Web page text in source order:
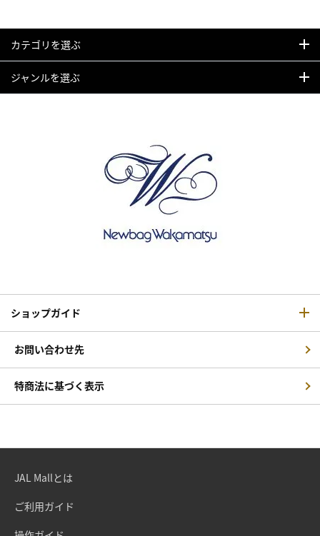
カテゴリを選ぶ
ジャンルを選ぶ
ショップガイド
お問い合わせ先
特商法に基づく表示
JAL Mallとは
ご利用ガイド